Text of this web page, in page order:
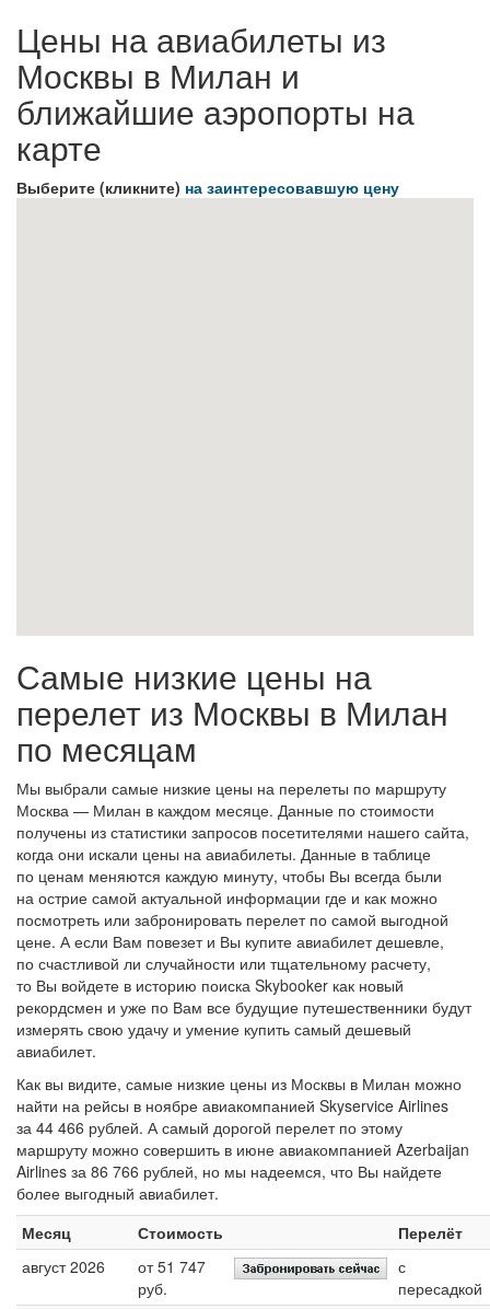
Цены на авиабилеты из
Москвы в Милан и
ближайшие аэропорты на
карте
Выберите (кликните) на заинтересовавшую цену
Самые низкие цены на
перелет из Москвы в Милан
по месяцам
Мы выбрали самые низкие цены на перелеты по маршруту
Москва — Милан в каждом месяце. Данные по стоимости
получены из статистики запросов посетителями нашего сайта,
когда они искали цены на авиабилеты. Данные в таблице
по ценам меняются каждую минуту, чтобы Вы всегда были
на острие самой актуальной информации где и как можно
посмотреть или забронировать перелет по самой выгодной
цене. А если Вам повезет и Вы купите авиабилет дешевле,
по счастливой ли случайности или тщательному расчету,
то Вы войдете в историю поиска Skybooker как новый
рекордсмен и уже по Вам все будущие путешественники будут
измерять свою удачу и умение купить самый дешевый
авиабилет.
Как вы видите, самые низкие цены из Москвы в Милан можно
найти на рейсы в ноябре авиакомпанией Skyservice Airlines
за 44 466 рублей. А самый дорогой перелет по этому
маршруту можно совершить в июне авиакомпанией Azerbaijan
Airlines за 86 766 рублей, но мы надеемся, что Вы найдете
более выгодный авиабилет.
Месяц
Стоимость
Перелёт
август 2026
от 51 747
руб.
с
пересадкой